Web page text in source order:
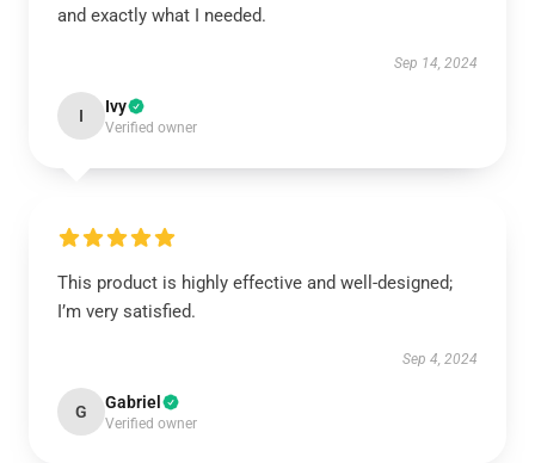
and exactly what I needed.
Sep 14, 2024
I Ivy
Verified owner
This product is highly effective and well-designed;
I’m very satisfied.
Sep 4, 2024
G Gabriel
Verified owner